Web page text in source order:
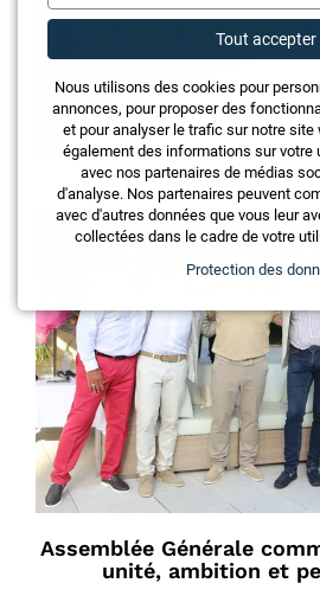
Assemblée Générale
unité, ambition et
Tout accepter
Nous utilisons des cookies pour
annonces, pour proposer des
et pour analyser le trafic sur notre site
également des informations sur votre
avec nos partenaires de médias
d'analyse. Nos partenaires peuvent
avec d'autres données que vous leur
collectées dans le cadre de votre
Protection des